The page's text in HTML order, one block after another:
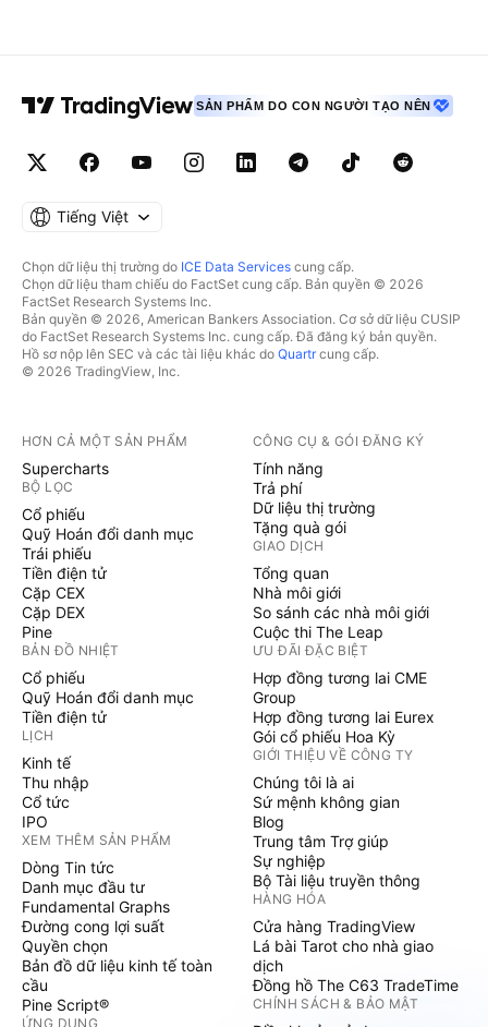
SẢN PHẨM DO CON NGƯỜI TẠO NÊN
Tiếng Việt
Chọn dữ liệu thị trường do ICE Data Services cung cấp.
Chọn dữ liệu tham chiếu do FactSet cung cấp. Bản quyền © 2026
FactSet Research Systems Inc.
Bản quyền © 2026, American Bankers Association. Cơ sở dữ liệu CUSIP
do FactSet Research Systems Inc. cung cấp. Đã đăng ký bản quyền.
Hồ sơ nộp lên SEC và các tài liệu khác do Quartrcung cấp.
© 2026 TradingView, Inc.
HƠN CẢ MỘT SẢN PHẨM
Supercharts
BỘ LỌC
Cổ phiếu
Quỹ Hoán đổi danh mục
Trái phiếu
Tiền điện tử
Cặp CEX
Cặp DEX
Pine
BẢN ĐỒ NHIỆT
Cổ phiếu
Quỹ Hoán đổi danh mục
Tiền điện tử
LỊCH
Kinh tế
Thu nhập
Cổ tức
IPO
XEM THÊM SẢN PHẨM
Dòng Tin tức
Danh mục đầu tư
Fundamental Graphs
Đường cong lợi suất
Quyền chọn
Bản đồ dữ liệu kinh tế toàn
cầu
Pine Script®
ỨNG DỤNG
CÔNG CỤ & GÓI ĐĂNG KÝ
Tính năng
Trả phí
Dữ liệu thị trường
Tặng quà gói
GIAO DỊCH
Tổng quan
Nhà môi giới
So sánh các nhà môi giới
Cuộc thi The Leap
ƯU ĐÃI ĐẶC BIỆT
Hợp đồng tương lai CME
Group
Hợp đồng tương lai Eurex
Gói cổ phiếu Hoa Kỳ
GIỚI THIỆU VỀ CÔNG TY
Chúng tôi là ai
Sứ mệnh không gian
Blog
Trung tâm Trợ giúp
Sự nghiệp
Bộ Tài liệu truyền thông
HÀNG HÓA
Cửa hàng TradingView
Lá bài Tarot cho nhà giao
dịch
Đồng hồ The C63 TradeTime
CHÍNH SÁCH & BẢO MẬT